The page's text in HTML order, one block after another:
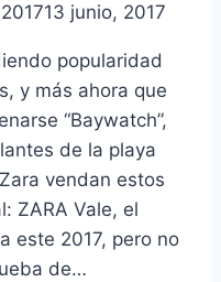
13 junio, 2017
popularidad
y más ahora que
“Baywatch”,
de la playa
vendan estos
ZARA Vale, el
este 2017, pero no
de…